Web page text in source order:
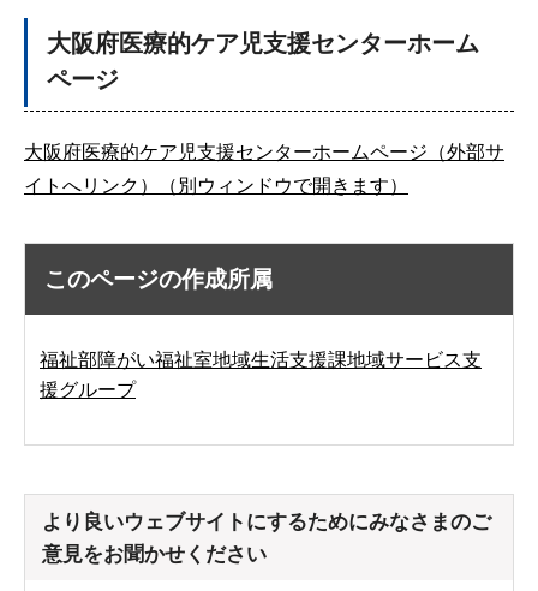
大阪府医療的ケア児支援センターホーム
ページ
大阪府医療的ケア児支援センターホームページ（外部サ
イトへリンク）（別ウィンドウで開きます）
このページの作成所属
福祉部障がい福祉室地域生活支援課地域サービス支
援グループ
より良いウェブサイトにするためにみなさまのご
意見をお聞かせください